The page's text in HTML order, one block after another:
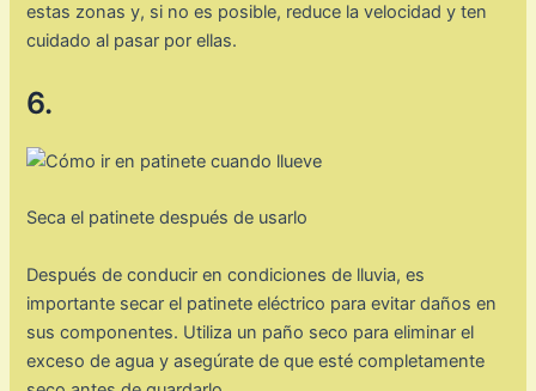
estas zonas y, si no es posible, reduce la velocidad y ten
cuidado al pasar por ellas.
6.
Seca el patinete después de usarlo
Después de conducir en condiciones de lluvia, es
importante secar el patinete eléctrico para evitar daños en
sus componentes. Utiliza un paño seco para eliminar el
exceso de agua y asegúrate de que esté completamente